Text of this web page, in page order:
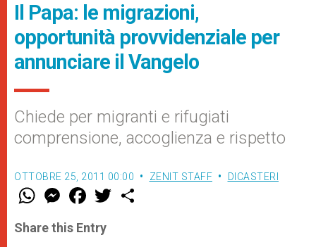
Il Papa: le migrazioni,
opportunità provvidenziale per
annunciare il Vangelo
Chiede per migranti e rifugiati
comprensione, accoglienza e rispetto
OTTOBRE 25, 2011 00:00 ZENIT STAFF DICASTERI
W
t
s
M
e
s
e
F
a
e
b
w
Share this Entry